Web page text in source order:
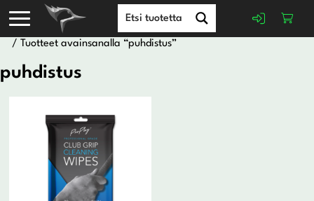
/ Tuotteet avainsanalla “puhdistus”
puhdistus